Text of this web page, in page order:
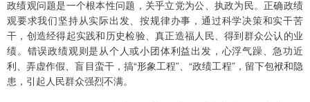
政绩观问题是一个根本性问题，关乎立党为公、执政为民。正确政绩
观要求我们坚持从实际出发、按规律办事，通过科学决策和实干苦
干，创造经得起实践和历史检验、真正造福人民、得到群众公认的业
绩。错误政绩观则是从个人或小团体利益出发，心浮气躁、急功近
利、弄虚作假、盲目蛮干，搞“形象工程”、“政绩工程”，留下包袱和隐
患，引起人民群众强烈不满。